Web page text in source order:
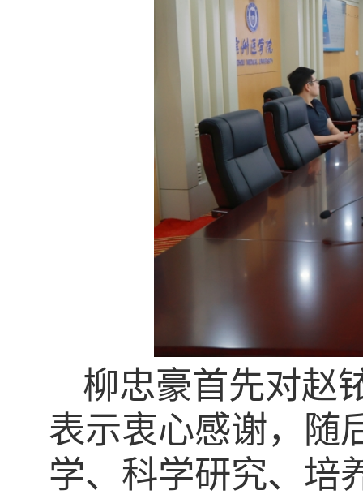
柳忠豪首先对赵
表示衷心感谢，随
学、科学研究、培